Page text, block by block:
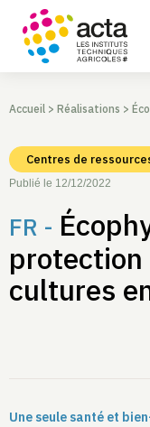
Accueil > Réalisations >
Centres de
Publié le 12/12/2022
FR -
protection
cultures
Une seule santé et